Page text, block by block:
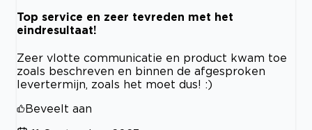
Top service en zeer tevreden met het
eindresultaat!
Zeer vlotte communicatie en product kwam toe
zoals beschreven en binnen de afgesproken
levertermijn, zoals het moet dus! :)
Beveelt aan